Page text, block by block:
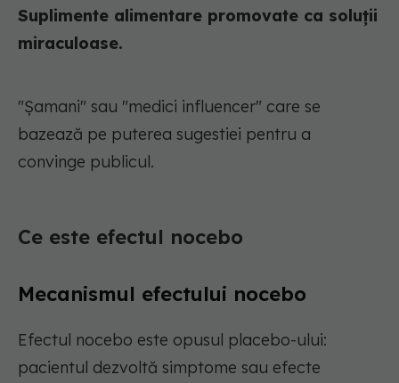
Suplimente alimentare promovate ca soluții
miraculoase.
"Șamani" sau "medici influencer" care se
bazează pe puterea sugestiei pentru a
convinge publicul.
Ce este efectul nocebo
Mecanismul efectului nocebo
Efectul nocebo este opusul placebo-ului:
pacientul dezvoltă simptome sau efecte